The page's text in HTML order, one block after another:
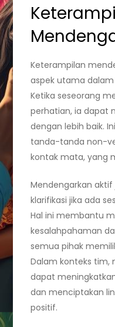
Keterampilan
aspek utama
Ketika seseorang
perhatian, ia dapat
dengan lebih baik.
tanda-tanda non-
kontak mata, yang
Mendengarkan
klarifikasi jika ada
Hal ini membantu
kesalahpahaman
semua pihak
Dalam konteks tim,
dapat
dan menciptakan
positif.